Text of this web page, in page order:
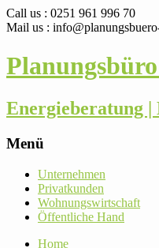
Call us : 0251 961 996 70
Mail us :
Energieberatung
Menü
Skip
content
Unter­nehmen
Pri­vat­kunden
Woh­nungs­wirt­schaft
Öffent­liche Hand
Home